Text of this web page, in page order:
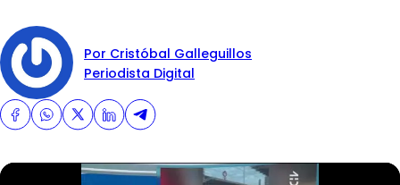
Por Cristóbal Galleguillos
Periodista Digital